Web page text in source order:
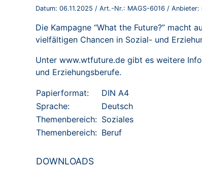
Datum: 06.11.2025 / Art.-Nr.: MAGS-6016 / Anbieter:
Die Kampagne “What the Future?” macht
vielfältigen Chancen in Sozial- und
Unter www.wtfuture.de gibt es weitere
und Erziehungsberufe.
Papierformat:
DIN A4
Sprache:
Deutsch
Themenbereich: Soziales
Themenbereich: Beruf
DOWNLOADS